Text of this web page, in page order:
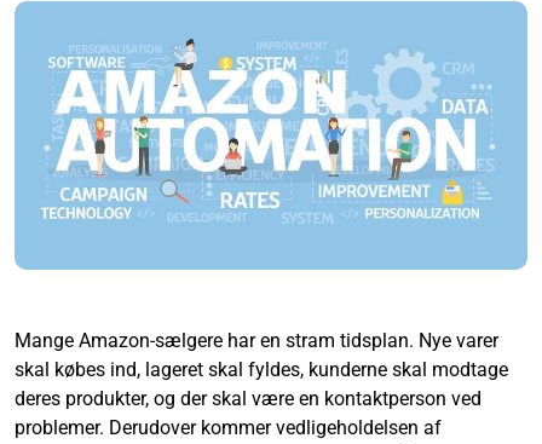
Mange Amazon-sælgere har en stram tidsplan. Nye varer
skal købes ind, lageret skal fyldes, kunderne skal modtage
deres produkter, og der skal være en kontaktperson ved
problemer. Derudover kommer vedligeholdelsen af